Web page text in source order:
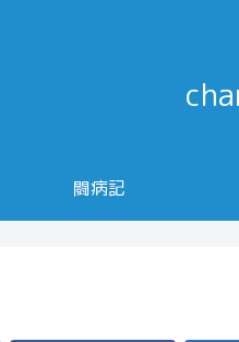
闘病記